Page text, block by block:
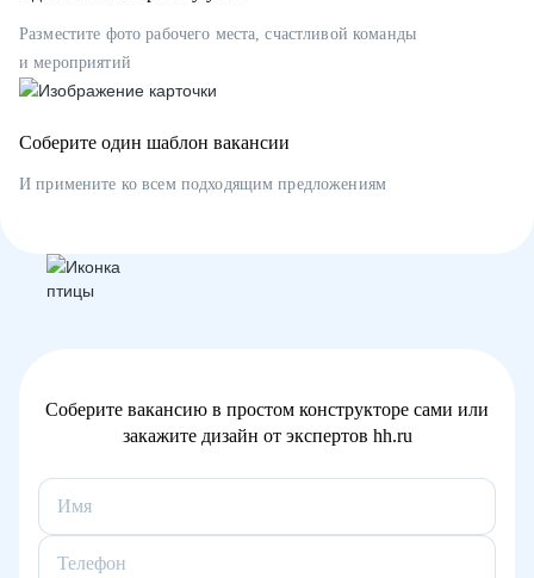
Разместите фото рабочего места, счастливой команды
и мероприятий
Соберите один шаблон вакансии
И примените ко всем подходящим предложениям
Соберите вакансию в простом конструкторе сами или
закажите дизайн от экспертов hh.ru
Имя
Телефон